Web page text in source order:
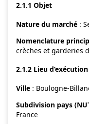
2.1.1 Objet
Nature du marché :
Nomenclature
crèches et garderies
2.1.2 Lieu d’exécution
Ville : Boulogne-
Subdivision pays
France